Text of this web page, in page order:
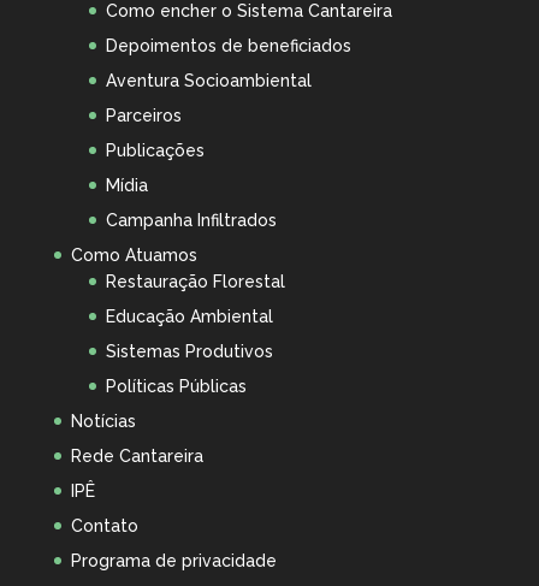
Como encher o Sistema Cantareira
Depoimentos de beneficiados
Aventura Socioambiental
Parceiros
Publicações
Mídia
Campanha Infiltrados
Como Atuamos
Restauração Florestal
Educação Ambiental
Sistemas Produtivos
Políticas Públicas
Notícias
Rede Cantareira
IPÊ
Contato
Programa de privacidade